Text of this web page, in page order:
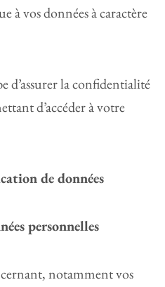
à vos données à caractère
d’assurer la confidentialité
d’accéder à votre
de données
personnelles
notamment vos